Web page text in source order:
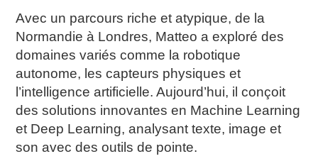
Avec un parcours riche et atypique, de la
Normandie à Londres, Matteo a exploré des
domaines variés comme la robotique
autonome, les capteurs physiques et
l’intelligence artificielle. Aujourd’hui, il conçoit
des solutions innovantes en Machine Learning
et Deep Learning, analysant texte, image et
son avec des outils de pointe.